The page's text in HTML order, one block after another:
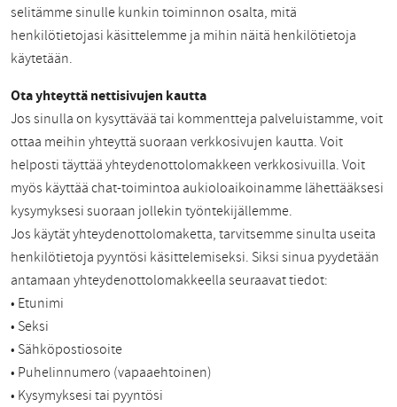
selitämme sinulle kunkin toiminnon osalta, mitä
henkilötietojasi käsittelemme ja mihin näitä henkilötietoja
käytetään.
Ota yhteyttä nettisivujen kautta
Jos sinulla on kysyttävää tai kommentteja palveluistamme, voit
ottaa meihin yhteyttä suoraan verkkosivujen kautta. Voit
helposti täyttää yhteydenottolomakkeen verkkosivuilla. Voit
myös käyttää chat-toimintoa aukioloaikoinamme lähettääksesi
kysymyksesi suoraan jollekin työntekijällemme.
Jos käytät yhteydenottolomaketta, tarvitsemme sinulta useita
henkilötietoja pyyntösi käsittelemiseksi. Siksi sinua pyydetään
antamaan yhteydenottolomakkeella seuraavat tiedot:
• Etunimi
• Seksi
• Sähköpostiosoite
• Puhelinnumero (vapaaehtoinen)
• Kysymyksesi tai pyyntösi